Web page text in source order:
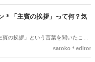
トや、事前に準備しておきたいこと
＊「主賓の挨拶」って何？気
の挨拶」という言葉を聞いたこと
うか＊ですが、具体的に何をするの
satoko＊editor